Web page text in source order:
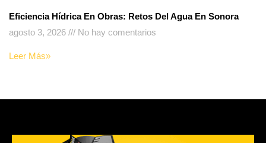
Eficiencia Hídrica En Obras: Retos Del Agua En Sonora
agosto 3, 2026
No hay comentarios
Leer Más»